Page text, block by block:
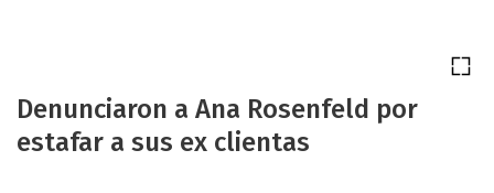
Denunciaron a Ana Rosenfeld por
estafar a sus ex clientas